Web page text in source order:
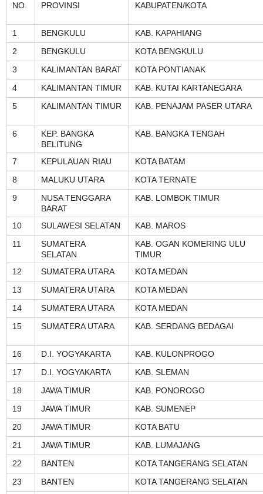
NO.
PROVINSI KABUPATEN/KOTA
1 BENGKULU
KAB. KAPAHIANG
2
BENGKULU
KOTA BENGKULU
3
KALIMANTAN BARAT
KOTA PONTIANAK
4
KALIMANTAN TIMUR
KAB. KUTAI KARTANEGARA
5
KALIMANTAN TIMUR KAB. PENAJAM PASER UTARA
6
KEP. BANGKA
BELITUNG
KAB. BANGKA TENGAH
7 KEPULAUAN RIAU
KOTA BATAM
8
MALUKU UTARA
KOTA TERNATE
9
NUSA TENGGARA
BARAT
KAB. LOMBOK TIMUR
10 SULAWESI SELATAN
KAB. MAROS
11
SUMATERA
SELATAN
KAB. OGAN KOMERING ULU
TIMUR
12
SUMATERA UTARA
KOTA MEDAN
13
SUMATERA UTARA
KOTA MEDAN
14
SUMATERA UTARA
KOTA MEDAN
15
SUMATERA UTARA KAB. SERDANG BEDAGAI
16 D.I. YOGYAKARTA
KAB. KULONPROGO
17
D.I. YOGYAKARTA
KAB. SLEMAN
18
JAWA TIMUR
KAB. PONOROGO
19
JAWA TIMUR
KAB. SUMENEP
20
JAWA TIMUR
KOTA BATU
21
JAWA TIMUR
KAB. LUMAJANG
22
BANTEN
KOTA TANGERANG SELATAN
23
BANTEN
KOTA TANGERANG SELATAN